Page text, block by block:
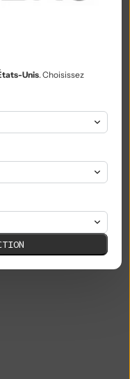
(PGK K)
Unis. Choisissez